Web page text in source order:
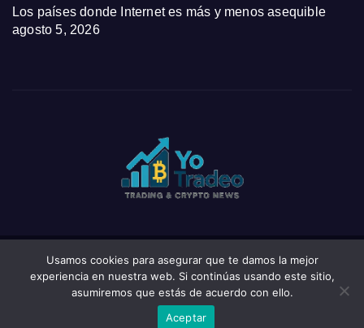
Los países donde Internet es más y menos asequible
agosto 5, 2026
Funciona gracias a WordPress|Tema: News Click deThemeansar
Privacy Policy Wishlist
Usamos cookies para asegurar que te damos la mejor
experiencia en nuestra web. Si continúas usando este sitio,
asumiremos que estás de acuerdo con ello.
Aceptar